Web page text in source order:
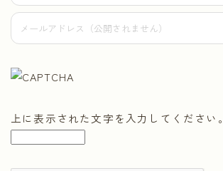
上に表示された文字を入力してください。